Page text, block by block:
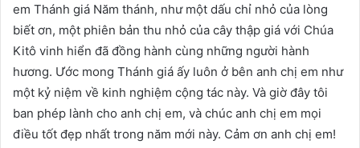
em Thánh giá Năm thánh, như một dấu chỉ nhỏ của lòng
biết ơn, một phiên bản thu nhỏ của cây thập giá với Chúa
Kitô vinh hiển đã đồng hành cùng những người hành
hương. Ước mong Thánh giá ấy luôn ở bên anh chị em như
một kỷ niệm về kinh nghiệm cộng tác này. Và giờ đây tôi
ban phép lành cho anh chị em, và chúc anh chị em mọi
điều tốt đẹp nhất trong năm mới này. Cảm ơn anh chị em!